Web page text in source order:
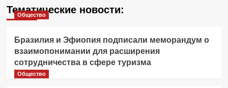
Тематические новости:
Общество
Бразилия и Эфиопия подписали меморандум о
взаимопонимании для расширения
сотрудничества в сфере туризма
Общество